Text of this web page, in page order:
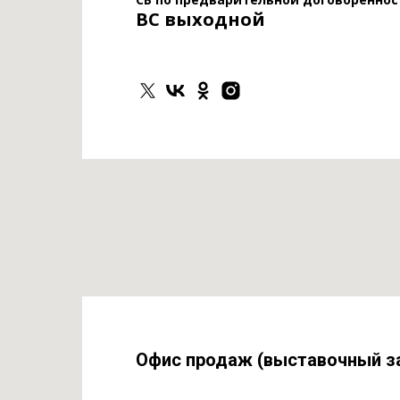
ВС выходной
Офис продаж (выставочный